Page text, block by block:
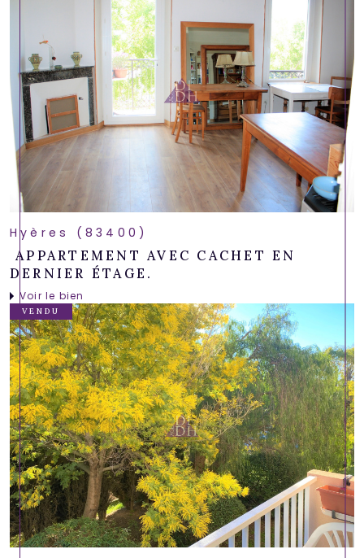
Hyères (83400)
APPARTEMENT AVEC CACHET EN
DERNIER ÉTAGE.
Voir le bien
VENDU